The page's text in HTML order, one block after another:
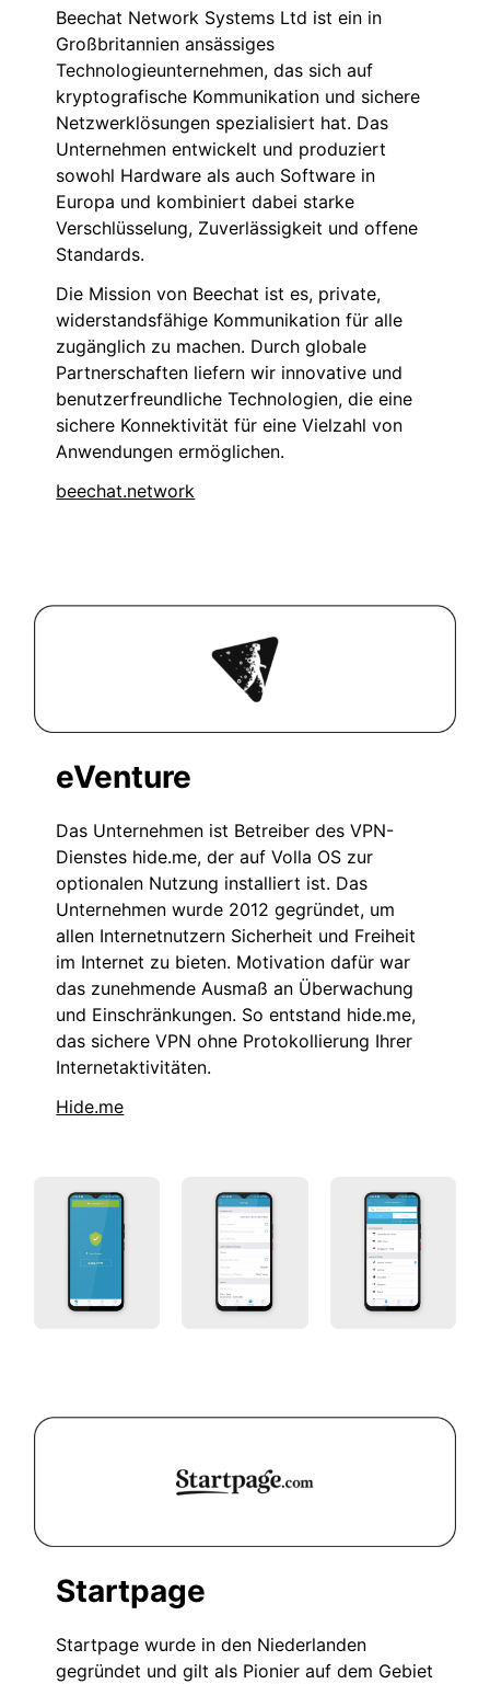
Beechat Network Systems Ltd ist ein in
Großbritannien ansässiges
Technologieunternehmen, das sich auf
kryptografische Kommunikation und sichere
Netzwerklösungen spezialisiert hat. Das
Unternehmen entwickelt und produziert
sowohl Hardware als auch Software in
Europa und kombiniert dabei starke
Verschlüsselung, Zuverlässigkeit und offene
Standards.
Die Mission von Beechat ist es, private,
widerstandsfähige Kommunikation für alle
zugänglich zu machen. Durch globale
Partnerschaften liefern wir innovative und
benutzerfreundliche Technologien, die eine
sichere Konnektivität für eine Vielzahl von
Anwendungen ermöglichen.
beechat.network
eVenture
Das Unternehmen ist Betreiber des VPN-
Dienstes hide.me, der auf Volla OS zur
optionalen Nutzung installiert ist. Das
Unternehmen wurde 2012 gegründet, um
allen Internetnutzern Sicherheit und Freiheit
im Internet zu bieten. Motivation dafür war
das zunehmende Ausmaß an Überwachung
und Einschränkungen. So entstand hide.me,
das sichere VPN ohne Protokollierung Ihrer
Internetaktivitäten.
Hide.me
Startpage
Startpage wurde in den Niederlanden
gegründet und gilt als Pionier auf dem Gebiet